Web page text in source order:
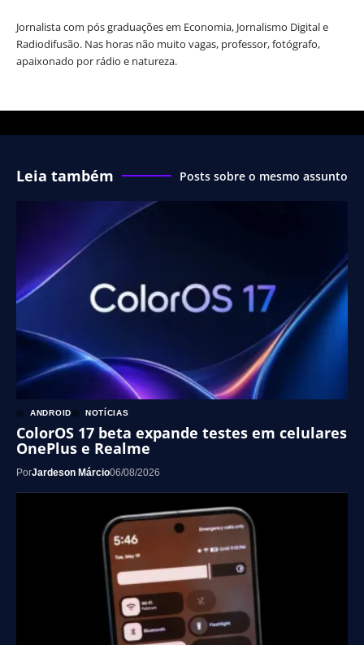
Jornalista com pós graduações em Economia, Jornalismo Digital e
Radiodifusão. Nas horas não muito vagas, professor, fotógrafo,
apaixonado por rádio e natureza.
Leia também Posts sobre o mesmo assunto
ANDROID NOTÍCIAS
ColorOS 17 beta expande testes em celulares
OnePlus e Realme
PorJardeson Márcio06/08/2026